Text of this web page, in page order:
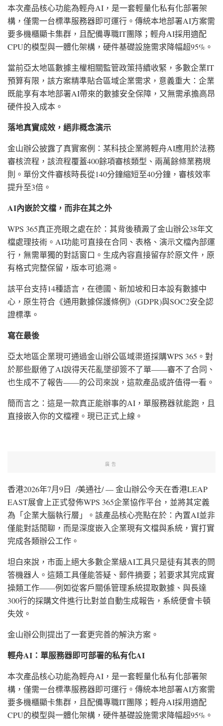
本次產品核心功能為輕舟AI，是一套輕量化私有化部署架
構，僅需一台標準服務器即可運行。傳統本地部署AI方案需
要多機櫃顯卡集群，且配備專職IT團隊；輕舟AI採用適配
CPU的模型與一體化架構，硬件基礎設施需求降幅超95%。
當前亞太地區數據主權相關監管政策持續收緊，多數企業IT
預算有限，該方案精準貼合區域企業需求，意義重大：企業
既能享有本地部署AI帶來的數據安全保障，又無需承擔高昂
硬件投入成本。
落地真實成效，絕非概念演示
金山辦公披露了真實案例：某科技企業將輕舟AI應用於法務
審核流程，該流程覆蓋400餘項審核類型、兩萬餘條業務規
則。單份文件審核時長從140分鐘縮短至40分鐘，審核效率
提升至3倍。
AI內嵌於文檔，而非在其之外
WPS 365真正亮眼之處在於：其背後積澱了金山辦公38年文
檔處理技術。AI功能可直接在合同、表格、演示文檔內部運
行，無需單獨的對話窗口。生成內容直接留存於原文件，原
有格式完整保留，版本可追溯。
該平台支持14種語言，在德國、新加坡和日本設有數據中
心，原生符合《通用數據保護條例》(GDPR)與SOC2安全認
證標準。
寫在最後
亞太地區企業現可通過金山辦公區域渠道採購WPS 365。對
於那些厭倦了AI說得天花亂墜卻簽不了單——審不了合同、
也生成不了報告——的公司來說，這款產品或許值得一看。
簡而言之：這是一款真正能辦事的AI，單服務器就能跑，且
直接嵌入你的文檔裡。現已正式上線。
廣告
香港2026年7月9日 /美通社/ — 金山辦公今天在香港LEAP
EAST展會上正式發佈WPS 365企業協作平台，並將其定義
為「企業大腦執行層」。該產品核心亮點在於：內置AI並非
僅能對話閒聊，而是深度嵌入企業現有文檔與系統，實打實
完成各類辦公工作。
坦白來說，市面上絕大多數企業級AI工具只是徒有其表的問
答機器人。這類工具僅能答疑、郵件摘要；若要求其完成實
操類工作——例如從客戶關係管理系統提取數據、與長達
300行的採購文件進行比對並自動生成報告，系統便會卡頓
失效。
金山辦公則提出了一套更完善的解決方案。
輕舟AI：單服務器即可部署的私有化AI
本次產品核心功能為輕舟AI，是一套輕量化私有化部署架
構，僅需一台標準服務器即可運行。傳統本地部署AI方案需
要多機櫃顯卡集群，且配備專職IT團隊；輕舟AI採用適配
CPU的模型與一體化架構，硬件基礎設施需求降幅超95%。